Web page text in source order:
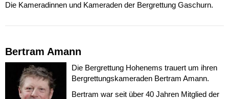
Die Kameradinnen und Kameraden der Bergrettung Gaschurn.
Bertram Amann
Die Bergrettung Hohenems trauert um ihren
Bergrettungskameraden Bertram Amann.
Bertram war seit über 40 Jahren Mitglied der